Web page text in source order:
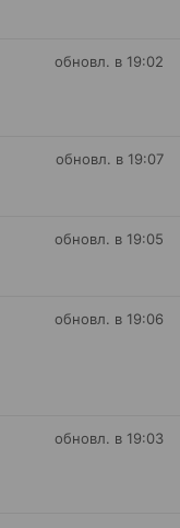
обновл. в 19:02
обновл. в 19:07
обновл. в 19:05
обновл. в 19:06
обновл. в 19:03